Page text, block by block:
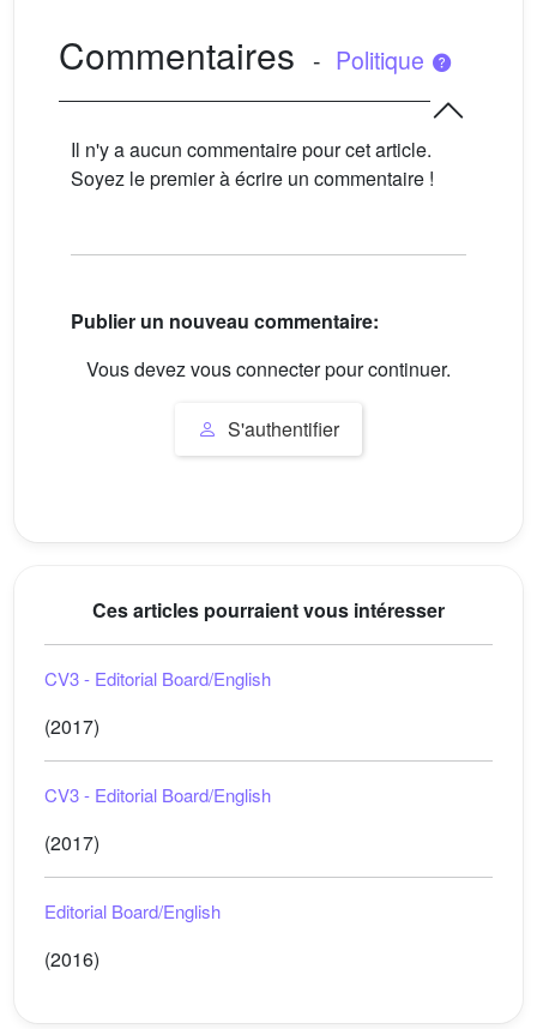
Commentaires - Politique
Il n'y a aucun commentaire pour cet article.
Soyez le premier à écrire un commentaire !
Publier un nouveau commentaire:
Vous devez vous connecter pour continuer.
S'authentifier
Ces articles pourraient vous intéresser
CV3 - Editorial Board/English
(2017)
CV3 - Editorial Board/English
(2017)
Editorial Board/English
(2016)